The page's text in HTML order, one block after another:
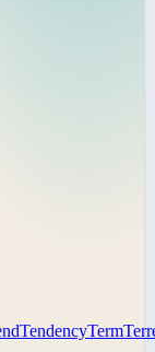
TendencyTerm